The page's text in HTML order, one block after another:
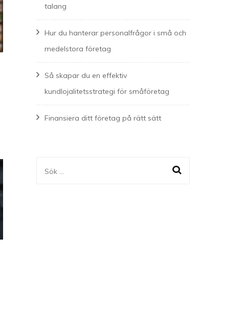
talang
Hur du hanterar personalfrågor i små och
medelstora företag
Så skapar du en effektiv
kundlojalitetsstrategi för småföretag
Finansiera ditt företag på rätt sätt
Sök